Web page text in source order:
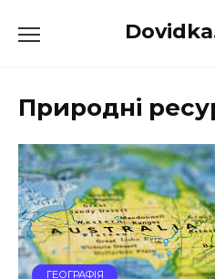
до
Природні
ГЕОГРАФІЯ